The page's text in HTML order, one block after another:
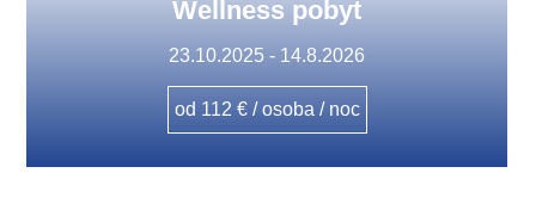
Wellness pobyt
23.10.2025 - 14.8.2026
od 112 € / osoba / noc